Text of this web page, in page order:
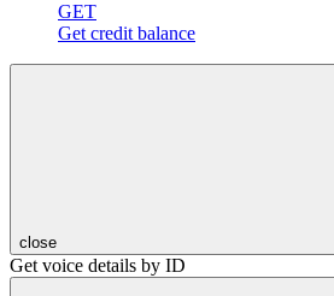
GET
Get credit balance
close
Get voice details by ID